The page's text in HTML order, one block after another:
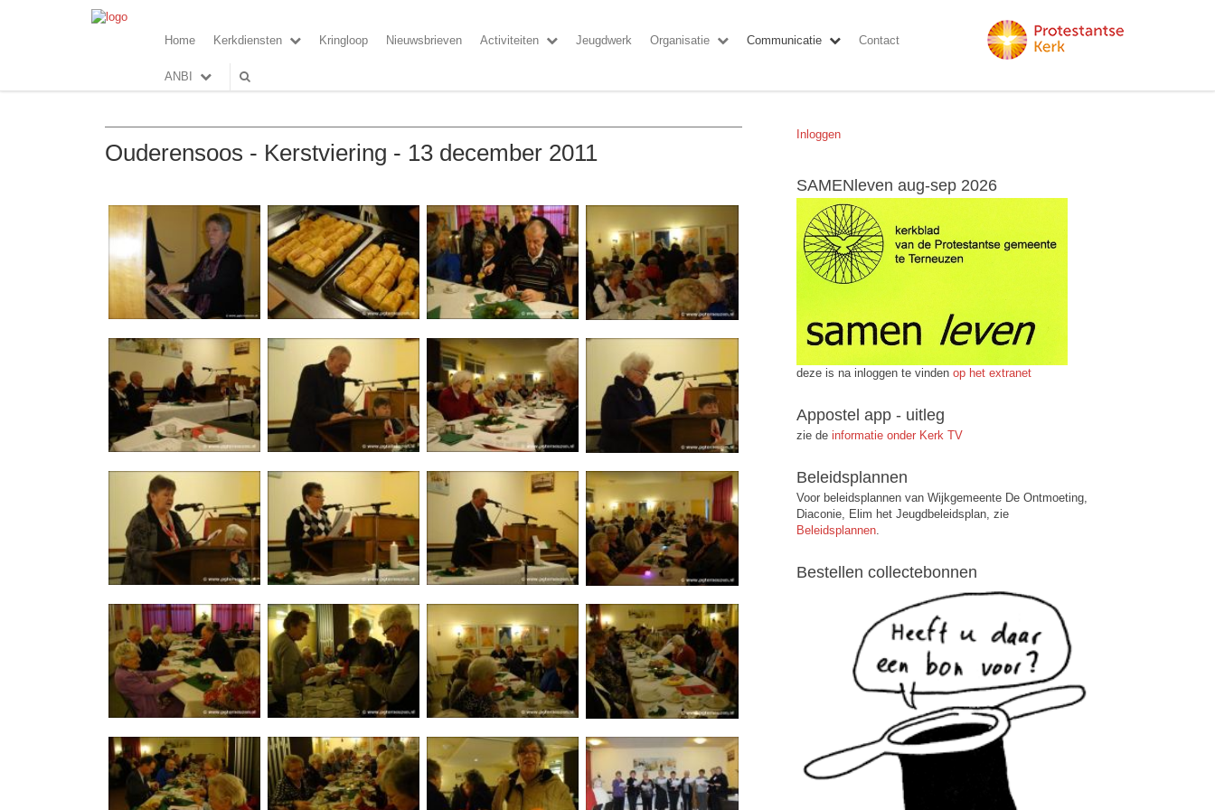
Home Kerkdiensten Kringloop Nieuwsbrieven Activiteiten Jeugdwerk Organisatie Communicatie Contact
ANBI
Ouderensoos - Kerstviering - 13 december 2011
Inloggen
SAMENleven aug-sep 2026
deze is na inloggen te vindenop het extranet
Appostel app - uitleg
zie de informatie onder Kerk TV
Beleidsplannen
Voor beleidsplannen van Wijkgemeente De Ontmoeting,
Diaconie, Elim het Jeugdbeleidsplan, zie
Beleidsplannen.
Bestellen collectebonnen